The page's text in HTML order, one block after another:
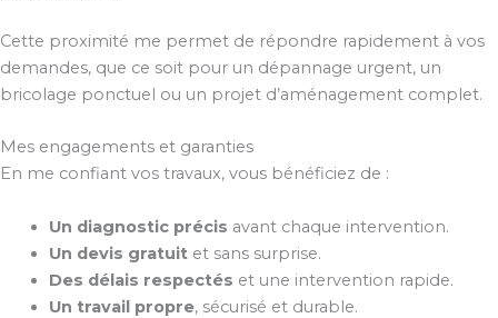
Cette proximité me permet de répondre rapidement à vos
demandes, que ce soit pour un dépannage urgent, un
bricolage ponctuel ou un projet d’aménagement complet.
Mes engagements et garanties
En me confiant vos travaux, vous bénéficiez de :
Un diagnostic précis avant chaque intervention.
Un devis gratuitet sans surprise.
Des délais respectés et une intervention rapide.
Un travail propre, sécurisé et durable.